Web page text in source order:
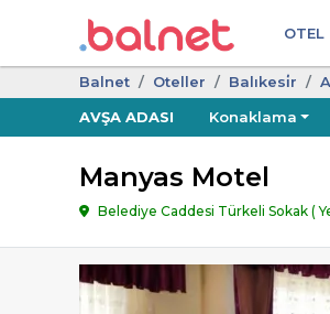
OTEL
Balnet Oteller Balıkesi̇r
AVŞA ADASI
Konaklama
Manyas Motel
Belediye Caddesi Türkeli Sokak (